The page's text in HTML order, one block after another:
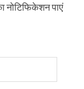
नोटिफिकेशन पाएं